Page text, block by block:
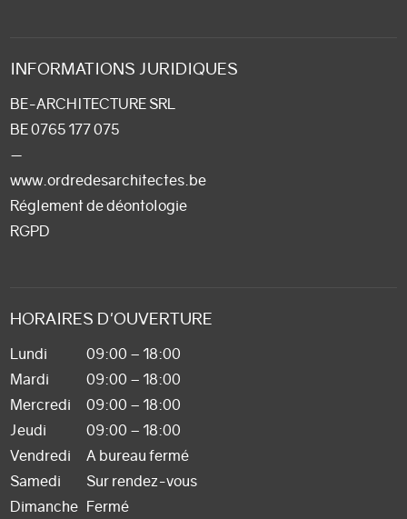
INFORMATIONS JURIDIQUES
BE-ARCHITECTURE SRL
BE 0765 177 075
—
www.ordredesarchitectes.be
Réglement de déontologie
RGPD
HORAIRES D'OUVERTURE
Lundi
09:00 – 18:00
Mardi
09:00 – 18:00
Mercredi
09:00 – 18:00
Jeudi
09:00 – 18:00
Vendredi
A bureau fermé
Samedi
Sur rendez-vous
Dimanche Fermé